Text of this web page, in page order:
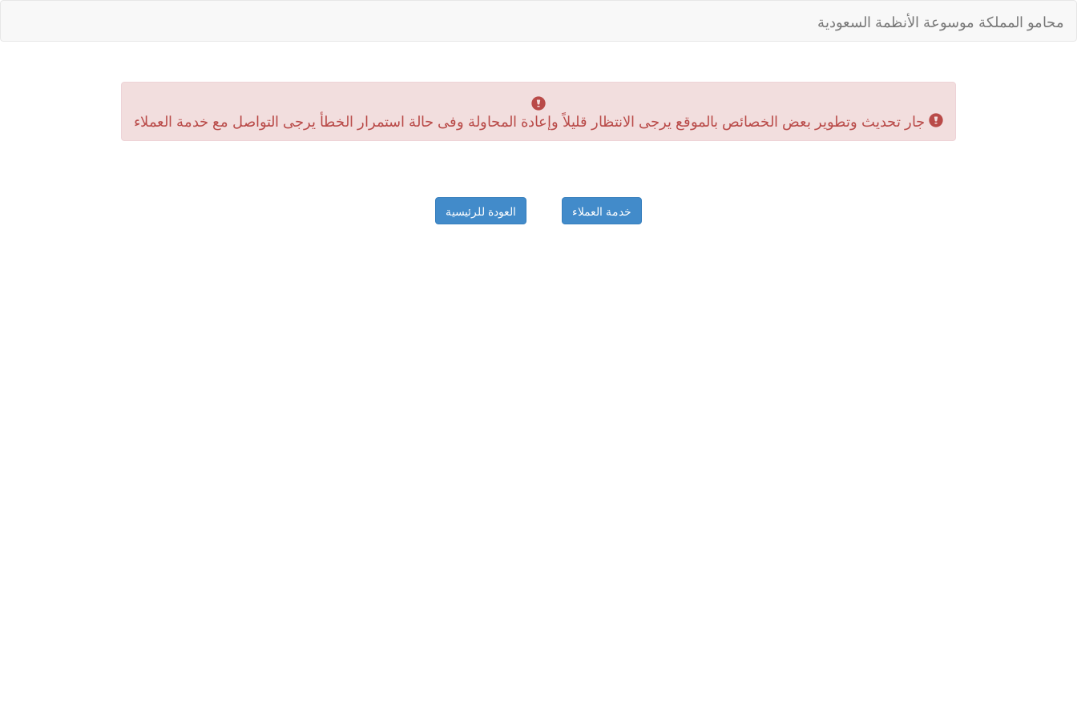
محامو المملكة موسوعة الأنظمة السعودية
جار تحديث وتطوير بعض الخصائص بالموقع يرجى الانتظار قليلاً وإعادة المحاولة وفى حالة استمرار الخطأ يرجى التواصل مع ‬خدمة العملاء
العودة للرئيسية خدمة العملاء